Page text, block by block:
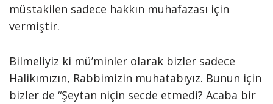
müstakilen sadece hakkın muhafazası için
vermiştir.
Bilmeliyiz ki mü’minler olarak bizler sadece
Halikımızın, Rabbimizin muhatabıyız. Bunun için
bizler de “Şeytan niçin secde etmedi? Acaba bir